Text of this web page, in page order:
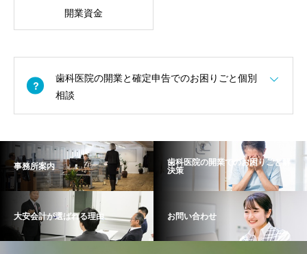
開業資金
歯科医院の開業と確定申告でのお困りごと個別
相談
事務所案内
歯科医院の開業でのお困りごと解
決策
大安会計が選ばれる理由 お問い合わせ